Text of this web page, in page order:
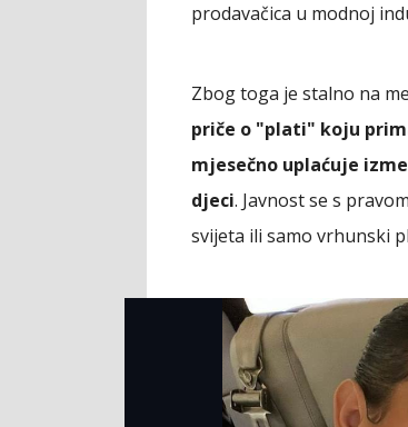
prodavačica u modnoj
Zbog toga je stalno na
priče o "plati" koju
mjesečno uplaćuje
djeci. Javnost se s
svijeta ili samo vrhunski